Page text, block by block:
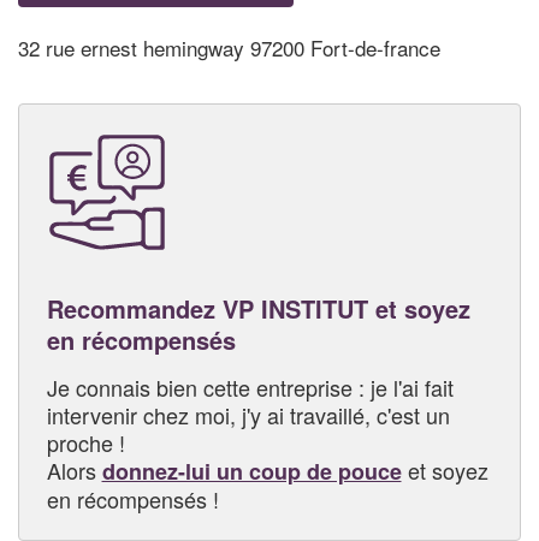
32 rue ernest hemingway 97200 Fort-de-france
Recommandez VP INSTITUT et soyez
en récompensés
Je connais bien cette entreprise : je l'ai fait
intervenir chez moi, j'y ai travaillé, c'est un
proche !
Alorsdonnez-lui un coup de pouceet soyez
en récompensés !